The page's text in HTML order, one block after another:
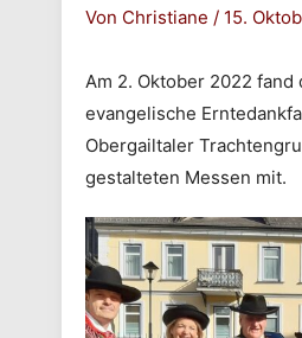
Von Christiane / 15.
Am 2. Oktober 2022
evangelische
Obergailtaler
gestalteten Messen mit.